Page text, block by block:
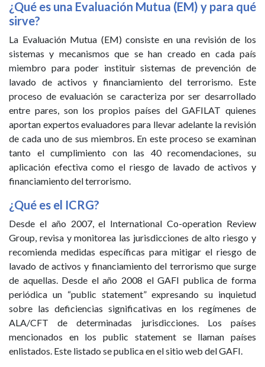
¿Qué es una Evaluación Mutua (EM) y para qué
sirve?
La Evaluación Mutua (EM) consiste en una revisión de los
sistemas y mecanismos que se han creado en cada país
miembro para poder instituir sistemas de prevención de
lavado de activos y financiamiento del terrorismo. Este
proceso de evaluación se caracteriza por ser desarrollado
entre pares, son los propios países del GAFILAT quienes
aportan expertos evaluadores para llevar adelante la revisión
de cada uno de sus miembros. En este proceso se examinan
tanto el cumplimiento con las 40 recomendaciones, su
aplicación efectiva como el riesgo de lavado de activos y
financiamiento del terrorismo.
¿Qué es el ICRG?
Desde el año 2007, el International Co-operation Review
Group, revisa y monitorea las jurisdicciones de alto riesgo y
recomienda medidas específicas para mitigar el riesgo de
lavado de activos y financiamiento del terrorismo que surge
de aquellas. Desde el año 2008 el GAFI publica de forma
periódica un “public statement” expresando su inquietud
sobre las deficiencias significativas en los regímenes de
ALA/CFT de determinadas jurisdicciones. Los países
mencionados en los public statement se llaman países
enlistados. Este listado se publica en el sitio web del GAFI.